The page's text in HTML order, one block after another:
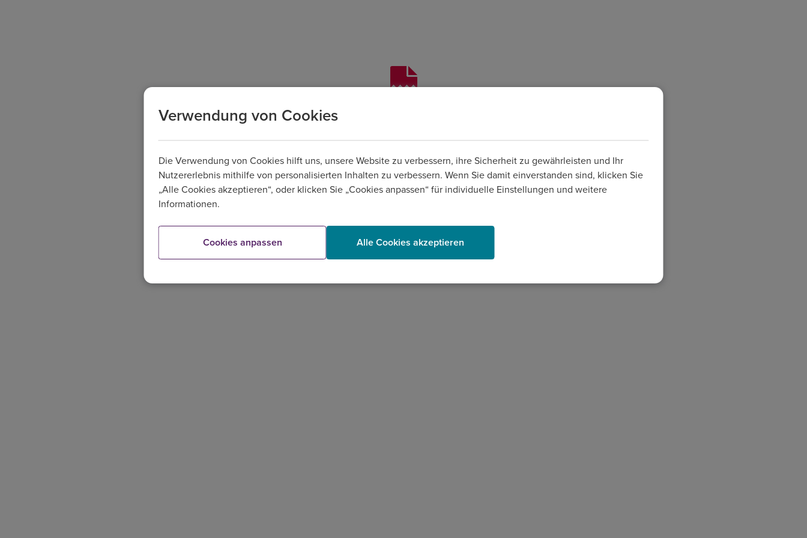
Neue Buchung starten
Verwendung von Cookies
Die Verwendung von Cookies hilft uns, unsere Website zu verbessern, ihre Sicherheit zu gewährleisten und Ihr
Nutzererlebnis mithilfe von personalisierten Inhalten zu verbessern. Wenn Sie damit einverstanden sind, klicken Sie
„Alle Cookies akzeptieren“, oder klicken Sie „Cookies anpassen“ für individuelle Einstellungen und weitere
Informationen.
Cookies anpassen Alle Cookies akzeptieren